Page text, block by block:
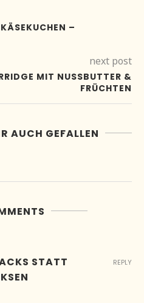
– P
next post
MIT NUSSBUTTER &
FRÜCHTEN
AUCH GEFALLEN
STATT
REPLY